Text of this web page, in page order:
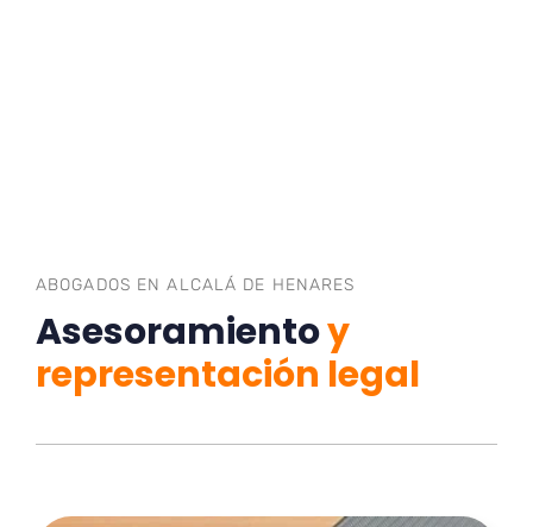
ABOGADOS EN ALCALÁ DE HENARES
Asesoramientoy
representación legal